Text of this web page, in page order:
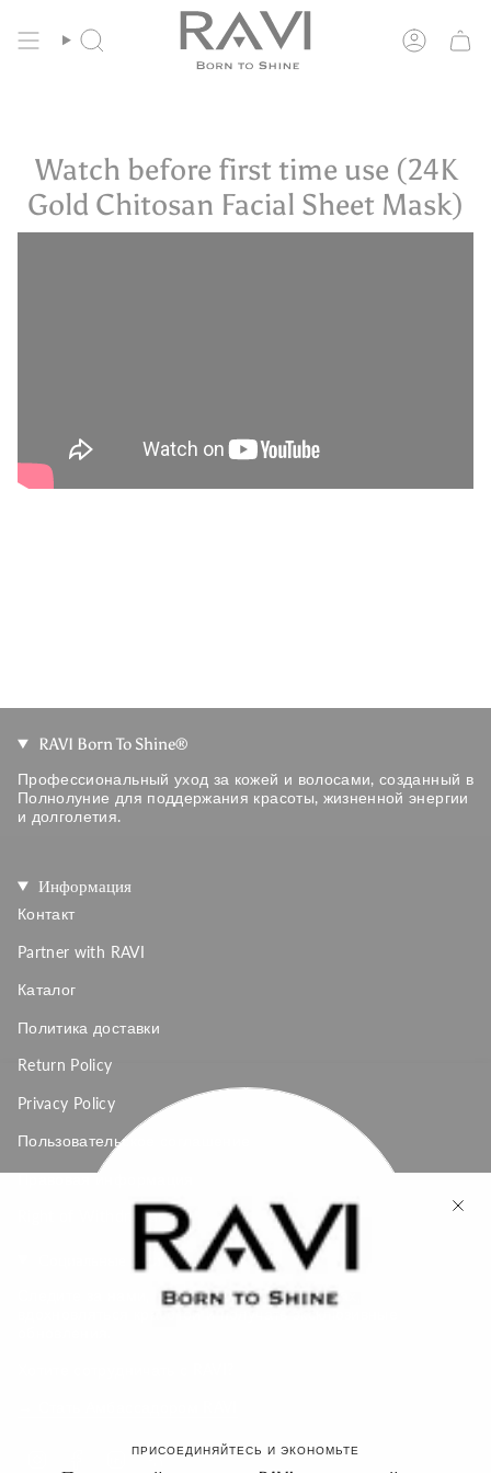
содержанию
Бесплатная доставка по ЕС от 135 евро
Поиск
Учетная
ПРИСОЕДИНЯЙТЕСЬ И ЭКОНОМЬТЕ
Watch before first time use (24K
Gold Chitosan Facial Sheet Mask)
RAVI Born To Shine®
Профессиональный уход за кожей и волосами, созданный в
Полнолуние для поддержания красоты, жизненной энергии
и долголетия.
Информация
Контакт
Partner with RAVI
Каталог
Политика доставки
Return Policy
Privacy Policy
Пользовательское соглашение
Правовая информация
Right of Withdrawal
Следите за нами, чтобы узнавать о новинках,
вдохновляться красотой и получать эксклюзивные
FacebookLinkedinFeed